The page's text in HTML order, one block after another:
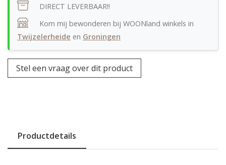
DIRECT LEVERBAAR!!
Kom mij bewonderen bij WOONland winkels in
Twijzelerheide en Groningen
Stel een vraag over dit product
Productdetails